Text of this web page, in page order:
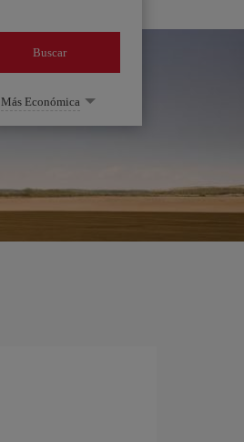
Buscar
Más Económica